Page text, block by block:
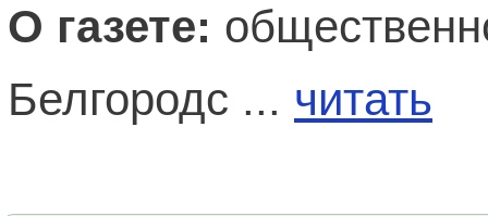
О газете:
Белгородс ... читать